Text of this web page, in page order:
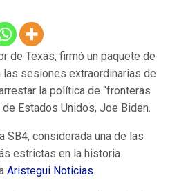
de Texas, firmó un paquete de
sesiones extraordinarias de
la política de “fronteras
Estados Unidos, Joe Biden.
SB4, considerada una de las
estrictas en la historia
Aristegui Noticias.